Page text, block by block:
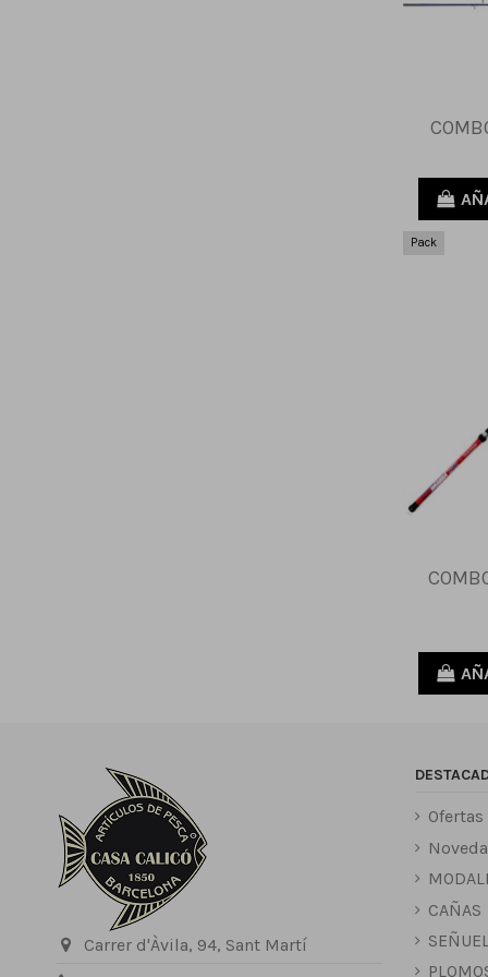
Pack
Carrer d'Àvila, 94, Sant Martí
Ofertas
CAÑAS